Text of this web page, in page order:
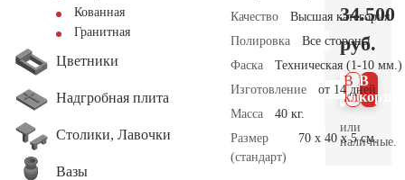
Кованная
Гранитная
Цветники
Надгробная плита
Столики, Лавочки
Вазы
Качество
Высшая категория
Полировка
Все стороны
Фаска
Техническая (1-10 мм.)
Изготовление
от 14 дней
Масса
40 кг.
Размер
(стандарт)
70 x 40 x 5 см.
34.500
руб.
В
В 1
клик
или
наличные.